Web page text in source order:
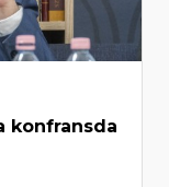
konfransda